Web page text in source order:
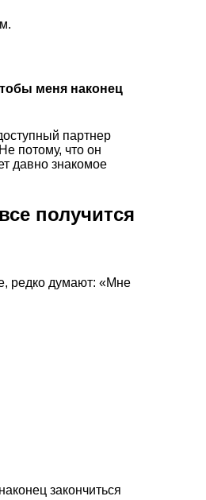
меня наконец
партнер
потому, что он
давно знакомое
получится
редко думают: «Мне
закончиться